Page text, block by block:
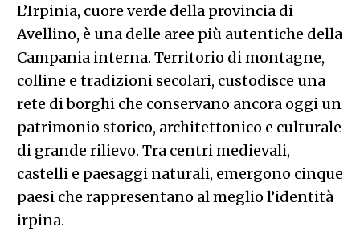
L’Irpinia, cuore verde della provincia di
Avellino, è una delle aree più autentiche della
Campania interna. Territorio di montagne,
colline e tradizioni secolari, custodisce una
rete di borghi che conservano ancora oggi un
patrimonio storico, architettonico e culturale
di grande rilievo. Tra centri medievali,
castelli e paesaggi naturali, emergono cinque
paesi che rappresentano al meglio l’identità
irpina.